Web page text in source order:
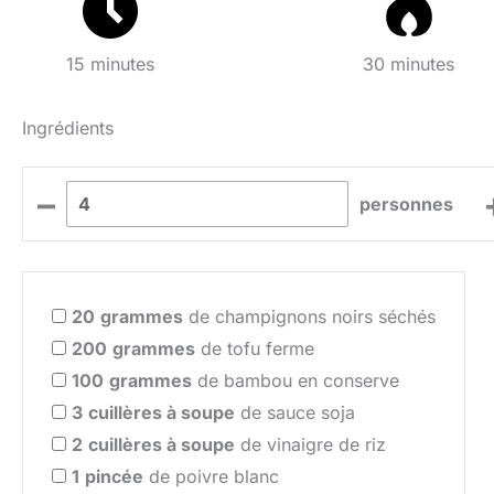
15 minutes 30 minutes
Ingrédients
– personnes
20 grammes de champignons noirs séchés
200 grammes de tofu ferme
100 grammes de bambou en conserve
3 cuillères à soupe de sauce soja
2 cuillères à soupe de vinaigre de riz
1 pincée de poivre blanc